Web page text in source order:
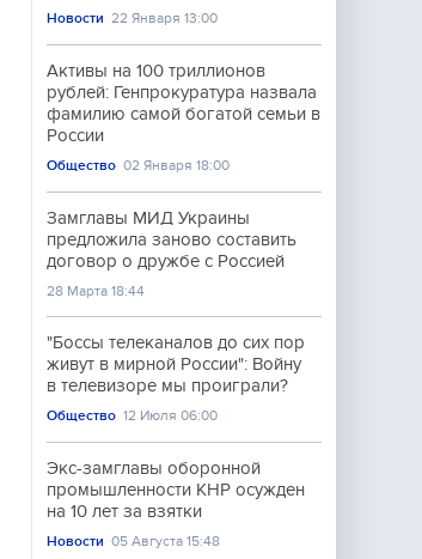
Новости 22 Января 13:00
Активы на 100 триллионов
рублей: Генпрокуратура назвала
фамилию самой богатой семьи в
России
Общество 02 Января 18:00
Замглавы МИД Украины
предложила заново составить
договор о дружбе с Россией
28 Марта 18:44
"Боссы телеканалов до сих пор
живут в мирной России": Войну
в телевизоре мы проиграли?
Общество 12 Июля 06:00
Экс-замглавы оборонной
промышленности КНР осужден
на 10 лет за взятки
Новости 05 Августа 15:48